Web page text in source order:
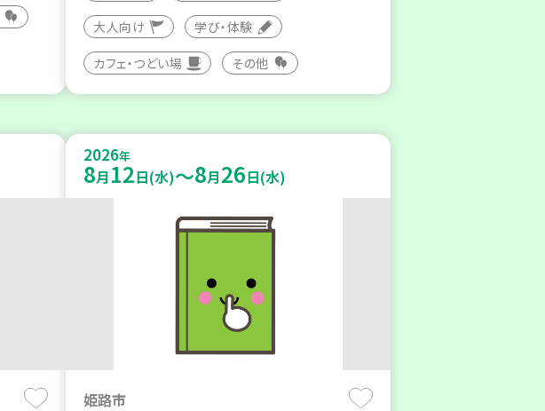
大人向け 学び・体験
カフェ・つどい場 その他
2026年
8月 12日(水)～8月26日(水)
姫路市